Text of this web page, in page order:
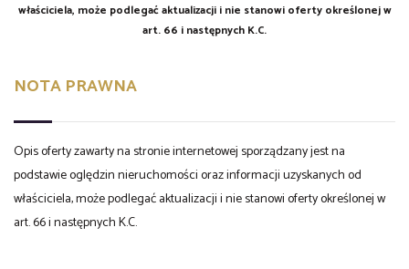
właściciela, może podlegać aktualizacji i nie stanowi oferty określonej w
art. 66 i następnych K.C.
NOTA PRAWNA
Opis oferty zawarty na stronie internetowej sporządzany jest na
podstawie oględzin nieruchomości oraz informacji uzyskanych od
właściciela, może podlegać aktualizacji i nie stanowi oferty określonej w
art. 66 i następnych K.C.